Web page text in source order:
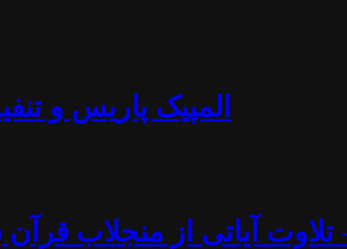
المپیک پاریس و
و بد استبداد پهلوی - آزاد فارسانی، روشنگران